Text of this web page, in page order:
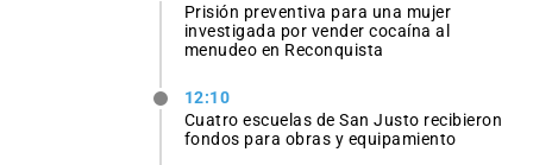
Prisión preventiva para una mujer
investigada por vender cocaína al
menudeo en Reconquista
12:10
Cuatro escuelas de San Justo recibieron
fondos para obras y equipamiento